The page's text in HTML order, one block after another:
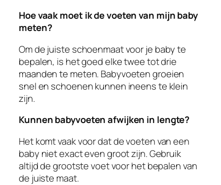
Hoe vaak moet ik de voeten van mijn baby
meten?
Om de juiste schoenmaat voor je baby te
bepalen, is het goed elke twee tot drie
maanden te meten. Babyvoeten groeien
snel en schoenen kunnen ineens te klein
zijn.
Kunnen babyvoeten afwijken in lengte?
Het komt vaak voor dat de voeten van een
baby niet exact even groot zijn. Gebruik
altijd de grootste voet voor het bepalen van
de juiste maat.